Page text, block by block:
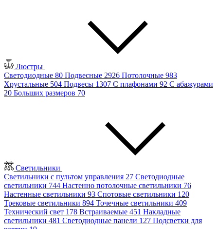
Люстры
Светодиодные 80 Подвесные 2926 Потолочные 983
Хрустальные 504 Подвесы 1307 С плафонами 92 С абажурами
20 Больших размеров 70
Светильники
Светильники с пультом управления 27 Светодиодные
светильники 744 Настенно потолочные светильники 76
Настенные светильники 93 Спотовые светильники 120
Трековые светильники 894 Точечные светильники 409
Технический свет 178 Встраиваемые 451 Накладные
светильники 481 Светодиодные панели 127 Подсветки для